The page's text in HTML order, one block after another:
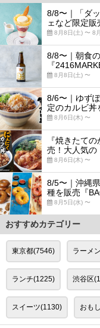
8/8〜｜「ダ
ェなど限定販
8月8日(土) 〜 8
8/8〜｜朝食
『
8月8日(土) 〜
8/6〜｜ゆず
定のカルビ丼
8月6日(木) 〜
『焼きたて
売！大人気の
8月6日(木) 〜
8/5〜｜沖縄
種を販売『
8月5日(水) 〜
おすすめカテゴリー
東京都(7546) ラーメ
ランチ(1225) 渋谷区
スイーツ(1130) おも